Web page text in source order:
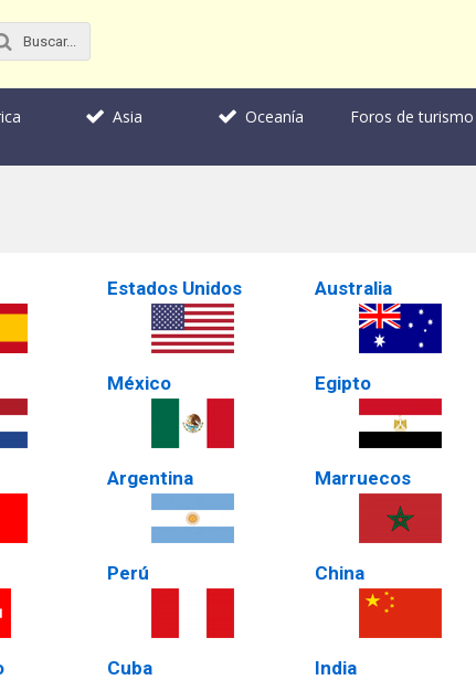
Asia Oceanía Foros de turismo
Estados Unidos
México
Argentina
Perú
Cuba
Australia
Egipto
Marruecos
China
India